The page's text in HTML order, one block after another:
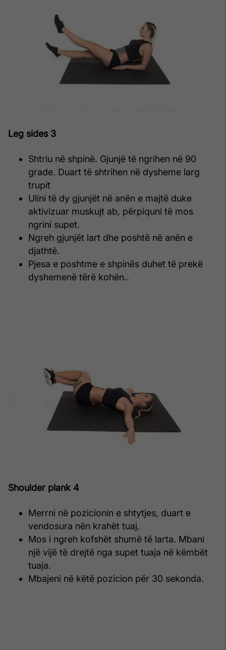
Leg sides 3
Shtriu në shpinë. Gjunjë të ngrihen në 90
grade. Duart të shtrihen në dysheme larg
trupit
Ulini të dy gjunjët në anën e majtë duke
aktivizuar muskujt ab, përpiquni të mos
ngrini supet.
Ngreh gjunjët lart dhe poshtë në anën e
djathtë.
Pjesa e poshtme e shpinës duhet të prekë
dyshemenë tërë kohën..
Shoulder plank 4
Merrni në pozicionin e shtytjes, duart e
vendosura nën krahët tuaj.
Mos i ngreh kofshët shumë të larta. Mbani
një vijë të drejtë nga supet tuaja në këmbët
tuaja.
Mbajeni në këtë pozicion për 30 sekonda.